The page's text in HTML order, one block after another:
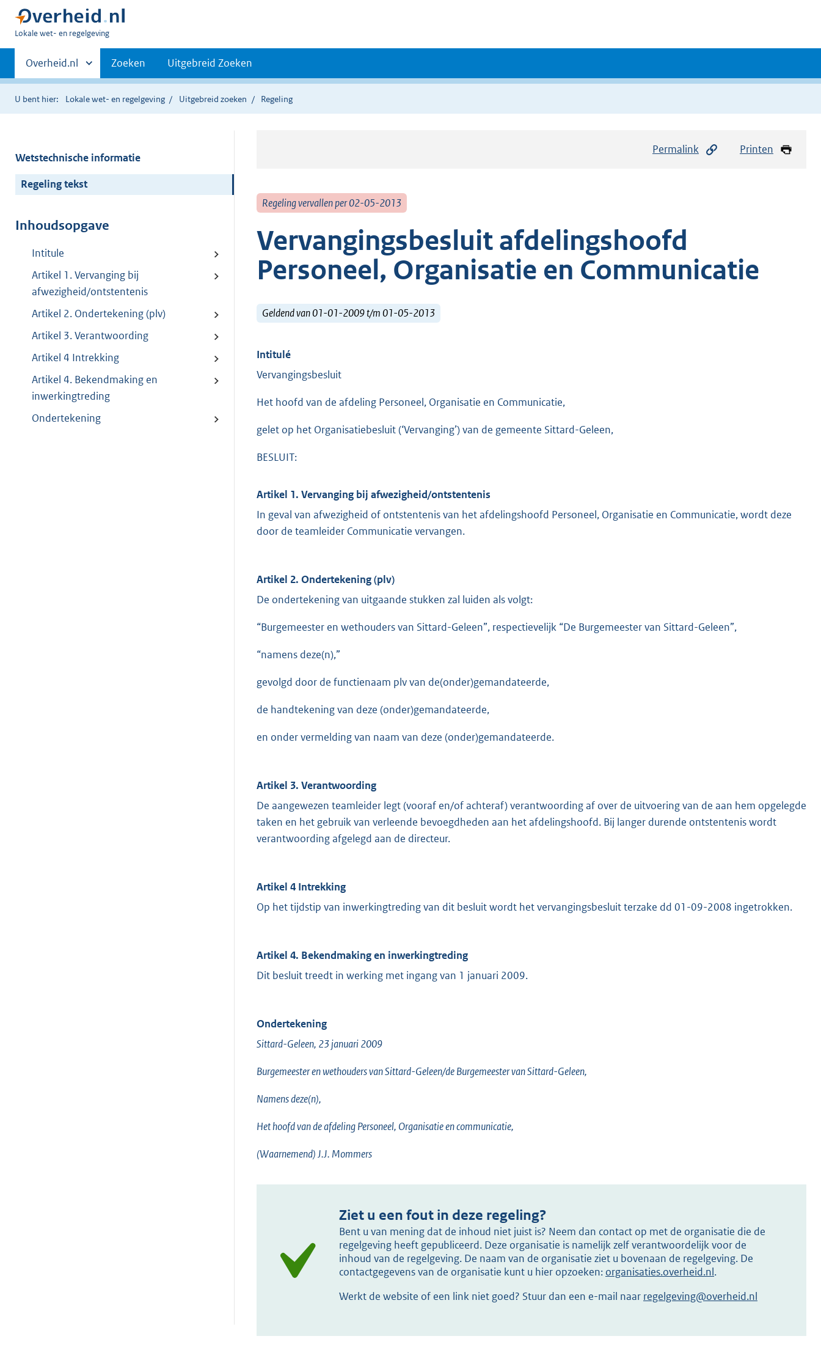
U
hier:
Lokale wet- en regelgeving
Primaire
navigatie
Andere
sites
binnen
Overheid.nl Zoeken Uitgebreid Zoeken
U bent hier: Lokale wet- en regelgeving Uitgebreid zoeken Regeling
Wetstechnische informatie
Regeling tekst
Inhoudsopgave
Intitule
Artikel 1. Vervanging bij
afwezigheid/ontstentenis
Artikel 2. Ondertekening (plv)
Artikel 3. Verantwoording
Artikel 4 Intrekking
Artikel 4. Bekendmaking en
inwerkingtreding
Ondertekening
Permalink Printen
Regeling vervallen per 02-05-2013
Vervangingsbesluit afdelingshoofd
Personeel, Organisatie en Communicatie
Geldend van 01-01-2009 t/m 01-05-2013
Intitulé
Vervangingsbesluit
Het hoofd van de afdeling Personeel, Organisatie en Communicatie,
gelet op het Organisatiebesluit (‘Vervanging’) van de gemeente Sittard-Geleen,
BESLUIT:
Artikel 1. Vervanging bij afwezigheid/ontstentenis
In geval van afwezigheid of ontstentenis van het afdelingshoofd Personeel, Organisatie en Communicatie, wordt deze
door de teamleider Communicatie vervangen.
Artikel 2. Ondertekening (plv)
De ondertekening van uitgaande stukken zal luiden als volgt:
“Burgemeester en wethouders van Sittard-Geleen”, respectievelijk “De Burgemeester van Sittard-Geleen”,
“namens deze(n),”
gevolgd door de functienaam plv van de(onder)gemandateerde,
de handtekening van deze (onder)gemandateerde,
en onder vermelding van naam van deze (onder)gemandateerde.
Artikel 3. Verantwoording
De aangewezen teamleider legt (vooraf en/of achteraf) verantwoording af over de uitvoering van de aan hem opgelegde
taken en het gebruik van verleende bevoegdheden aan het afdelingshoofd. Bij langer durende ontstentenis wordt
verantwoording afgelegd aan de directeur.
Artikel 4 Intrekking
Op het tijdstip van inwerkingtreding van dit besluit wordt het vervangingsbesluit terzake dd 01-09-2008 ingetrokken.
Artikel 4. Bekendmaking en inwerkingtreding
Dit besluit treedt in werking met ingang van 1 januari 2009.
Ondertekening
Sittard-Geleen, 23 januari 2009
Burgemeester en wethouders van Sittard-Geleen/de Burgemeester van Sittard-Geleen,
Namens deze(n),
Het hoofd van de afdeling Personeel, Organisatie en communicatie,
(Waarnemend) J.J. Mommers
Ziet u een fout in deze regeling?
Bent u van mening dat de inhoud niet juist is? Neem dan contact op met de organisatie die de
regelgeving heeft gepubliceerd. Deze organisatie is namelijk zelf verantwoordelijk voor de
inhoud van de regelgeving. De naam van de organisatie ziet u bovenaan de regelgeving. De
contactgegevens van de organisatie kunt u hier opzoeken: organisaties.overheid.nl.
Werkt de website of een link niet goed? Stuur dan een e-mail naar regelgeving@overheid.nl